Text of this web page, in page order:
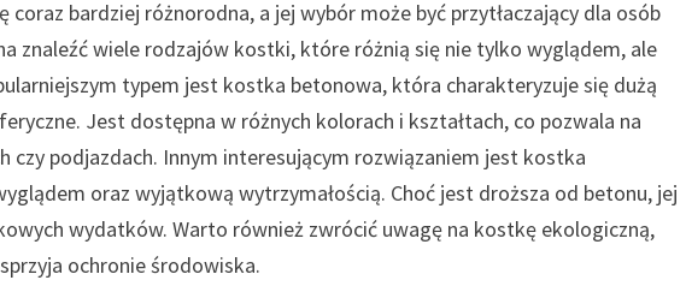
bardziej różnorodna, a jej wybór może być przytłaczający dla osób
znaleźć wiele rodzajów kostki, które różnią się nie tylko wyglądem, ale
typem jest kostka betonowa, która charakteryzuje się dużą
Jest dostępna w różnych kolorach i kształtach, co pozwala na
czy podjazdach. Innym interesującym rozwiązaniem jest kostka
oraz wyjątkową wytrzymałością. Choć jest droższa od betonu, jej
wydatków. Warto również zwrócić uwagę na kostkę ekologiczną,
ochronie środowiska.